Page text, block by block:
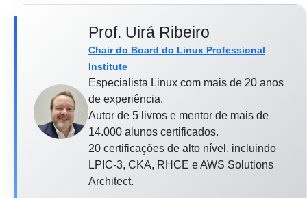
Prof. Uirá Ribeiro
Chair do Board do Linux Professional
Institute
Especialista Linux com mais de 20 anos
de experiência.
Autor de 5 livros e mentor de mais de
14.000 alunos certificados.
20 certificações de alto nível, incluindo
LPIC-3, CKA, RHCE e AWS Solutions
Architect.